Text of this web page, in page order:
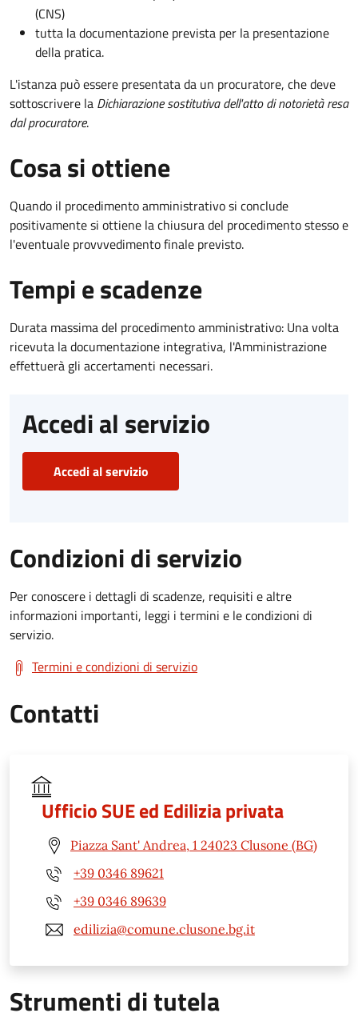
(CNS)
tutta la documentazione prevista per la presentazione
della pratica.
L'istanza può essere presentata da un procuratore, che deve
sottoscrivere la Dichiarazione sostitutiva dell'atto di notorietà resa
dal procuratore.
Cosa si ottiene
Quando il procedimento amministrativo si conclude
positivamente si ottiene la chiusura del procedimento stesso e
l'eventuale provvvedimento finale previsto.
Tempi e scadenze
Durata massima del procedimento amministrativo: Una volta
ricevuta la documentazione integrativa, l'Amministrazione
effettuerà gli accertamenti necessari.
Accedi al servizio
Accedi al servizio
Condizioni di servizio
Per conoscere i dettagli di scadenze, requisiti e altre
informazioni importanti, leggi i termini e le condizioni di
servizio.
Termini e condizioni di servizio
Contatti
Ufficio SUE ed Edilizia privata
Piazza Sant' Andrea, 1 24023 Clusone (BG)
+39 0346 89621
+39 0346 89639
edilizia@comune.clusone.bg.it
Strumenti di tutela